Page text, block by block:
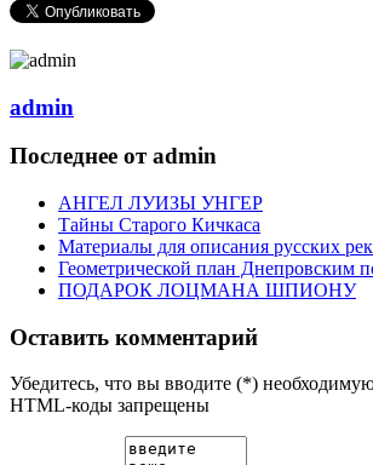
admin
Последнее от admin
АНГЕЛ ЛУИЗЫ УНГЕР
Тайны Старого Кичкаса
Материалы для описания русских рек
Геометрической план Днепровским
ПОДАРОК ЛОЦМАНА ШПИОНУ
Оставить комментарий
Убедитесь, что вы вводите (*)
HTML-коды запрещены